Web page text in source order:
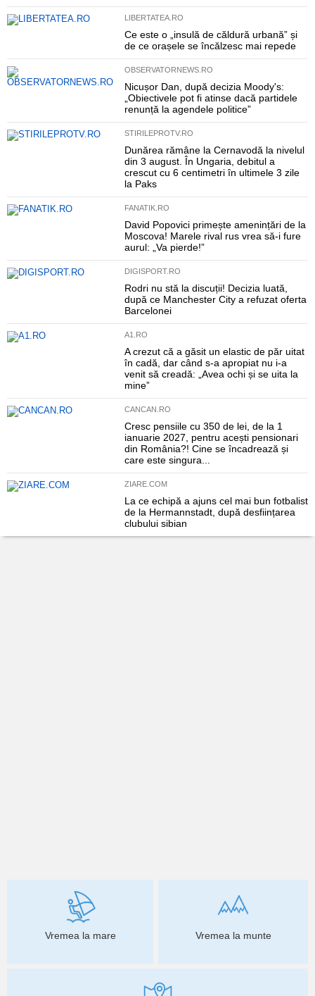
LIBERTATEA.RO
Ce este o „insulă de căldură urbană” și
de ce orașele se încălzesc mai repede
OBSERVATORNEWS.RO
Nicușor Dan, după decizia Moody's:
„Obiectivele pot fi atinse dacă partidele
renunță la agendele politice”
STIRILEPROTV.RO
Dunărea rămâne la Cernavodă la nivelul
din 3 august. În Ungaria, debitul a
crescut cu 6 centimetri în ultimele 3 zile
la Paks
FANATIK.RO
David Popovici primește amenințări de la
Moscova! Marele rival rus vrea să-i fure
aurul: „Va pierde!”
DIGISPORT.RO
Rodri nu stă la discuții! Decizia luată,
după ce Manchester City a refuzat oferta
Barcelonei
A1.RO
A crezut că a găsit un elastic de păr uitat
în cadă, dar când s-a apropiat nu i-a
venit să creadă: „Avea ochi și se uita la
mine”
CANCAN.RO
Cresc pensiile cu 350 de lei, de la 1
ianuarie 2027, pentru acești pensionari
din România?! Cine se încadrează și
care este singura...
ZIARE.COM
La ce echipă a ajuns cel mai bun fotbalist
de la Hermannstadt, după desființarea
clubului sibian
Vremea la mare Vremea la munte